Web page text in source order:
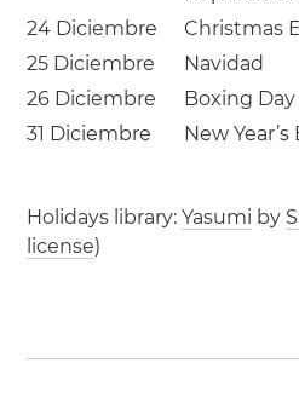
24 Diciembre
Christmas
25 Diciembre
Navidad
26 Diciembre
Boxing Day
31 Diciembre
New Year’s
Holidays library:Yasumi by
license)